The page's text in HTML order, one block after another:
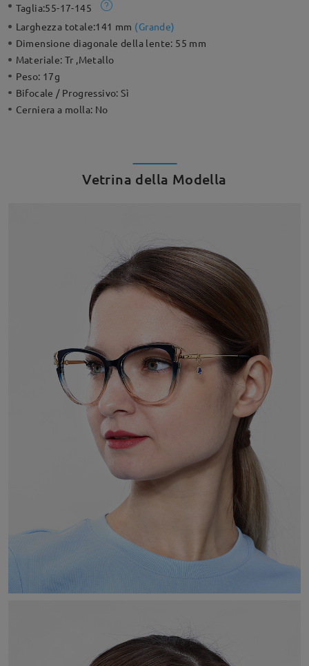
Taglia:55-17-145
Larghezza totale:141 mm (Grande)
Dimensione diagonale della lente: 55 mm
Materiale:Tr ,Metallo
Peso: 17g
Bifocale / Progressivo:Sì
Cerniera a molla: No
Vetrina della Modella